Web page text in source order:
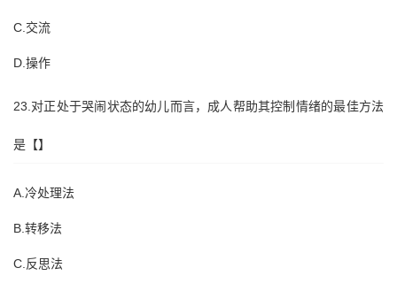
C.交流
D.操作
23.对正处于哭闹状态的幼儿而言，成人帮助其控制情绪的最佳方法
是【】
A.冷处理法
B.转移法
C.反思法